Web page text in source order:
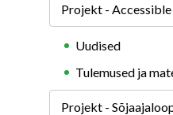
Projekt -
Uudised
Tulemused ja
Projekt -